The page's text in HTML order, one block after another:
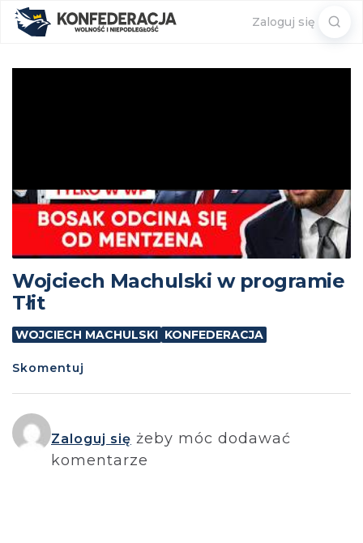
Zaloguj się
Wojciech Machulski w programie
Tłit
WOJCIECH MACHULSKI KONFEDERACJA
Skomentuj
Zaloguj się żeby móc dodawać
komentarze